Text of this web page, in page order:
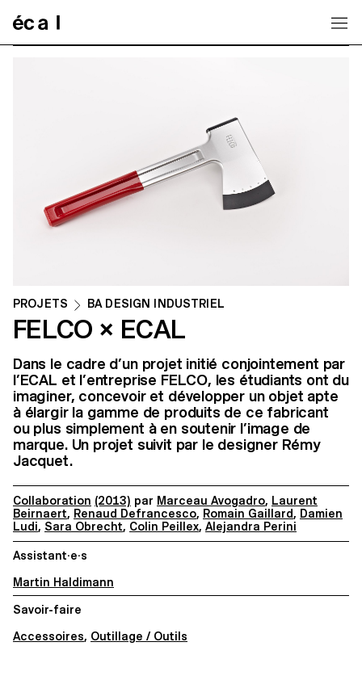
PROJETS BA DESIGN INDUSTRIEL
FELCO × ECAL
Dans le cadre d’un projet initié conjointement par
l’ECAL et l’entreprise FELCO, les étudiants ont du
imaginer, concevoir et développer un objet apte
à élargir la gamme de produits de ce fabricant
ou plus simplement à en soutenir l’image de
marque. Un projet suivit par le designer Rémy
Jacquet.
Collaboration (2013) par Marceau Avogadro, Laurent
Beirnaert, Renaud Defrancesco, Romain Gaillard, Damien
Ludi, Sara Obrecht, Colin Peillex, Alejandra Perini
Assistant·e·s
Martin Haldimann
Savoir-faire
Accessoires, Outillage / Outils